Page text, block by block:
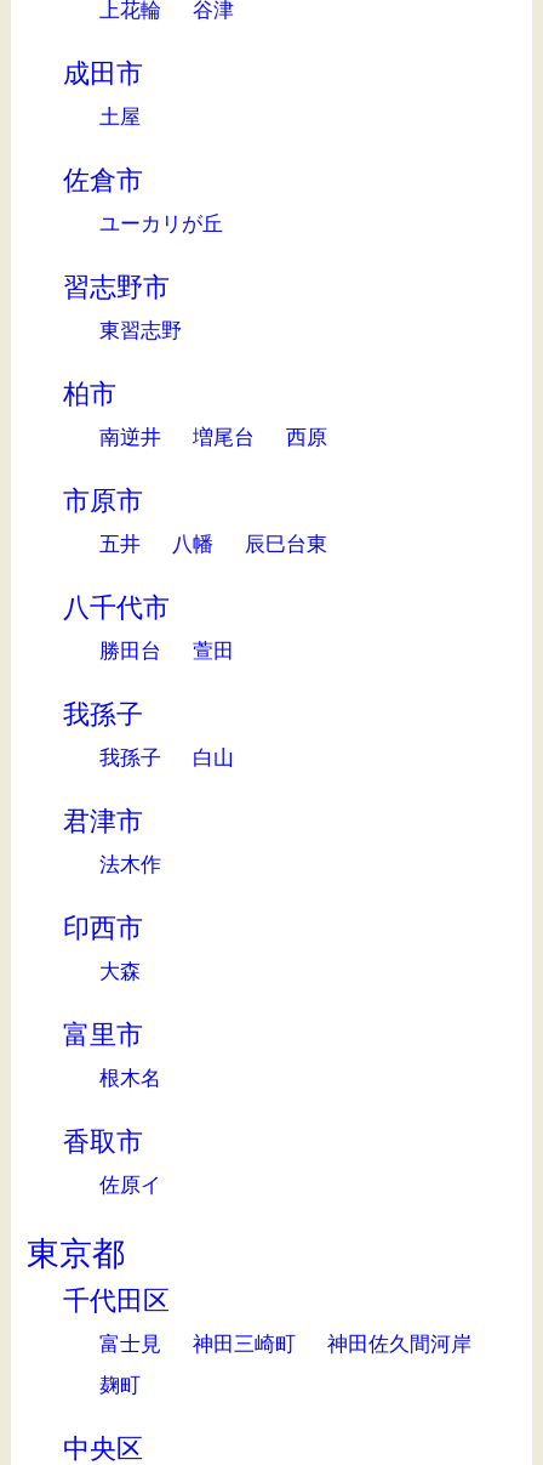
上花輪 谷津
成田市
土屋
佐倉市
ユーカリが丘
習志野市
東習志野
柏市
南逆井 増尾台 西原
市原市
五井 八幡 辰巳台東
八千代市
勝田台 萱田
我孫子
我孫子 白山
君津市
法木作
印西市
大森
富里市
根木名
香取市
佐原イ
東京都
千代田区
富士見 神田三崎町
神田佐久間河岸
麹町
中央区